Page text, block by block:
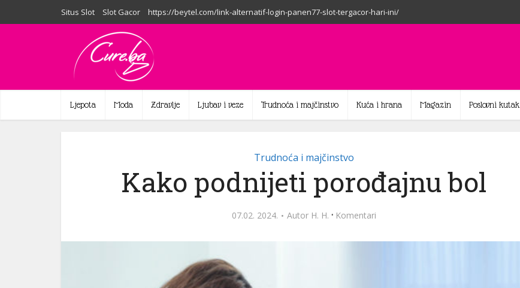
Situs Slot Slot Gacor https://beytel.com/link-alternatif-login-panen77-slot-tergacor-hari-ini/
Ljepota Moda Zdravlje Ljubav i veze Trudnoća i majčinstvo Kuća i hrana Magazin Poslovni kutak
Trudnoća i majčinstvo
Kako podnijeti porođajnu bol
07.02. 2024. Autor H. H. · Komentari